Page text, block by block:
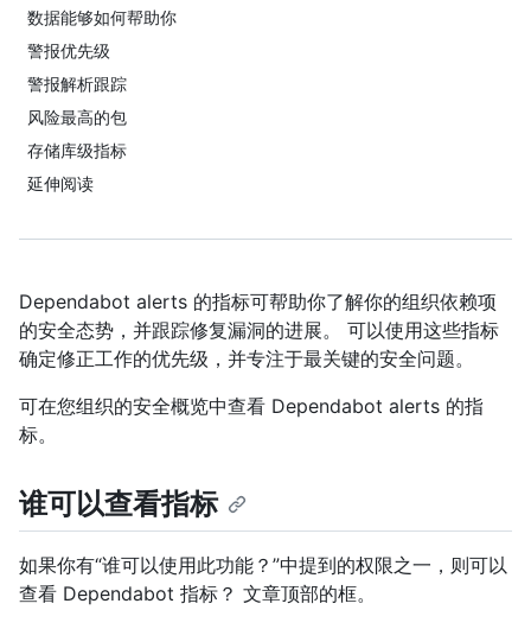
数据能够如何帮助你
警报优先级
警报解析跟踪
风险最高的包
存储库级指标
延伸阅读
Dependabot alerts 的指标可帮助你了解你的组织依赖项
的安全态势，并跟踪修复漏洞的进展。 可以使用这些指标
确定修正工作的优先级，并专注于最关键的安全问题。
可在您组织的安全概览中查看 Dependabot alerts 的指
标。
谁可以查看指标
如果你有“谁可以使用此功能？”中提到的权限之一，则可以
查看 Dependabot 指标？ 文章顶部的框。